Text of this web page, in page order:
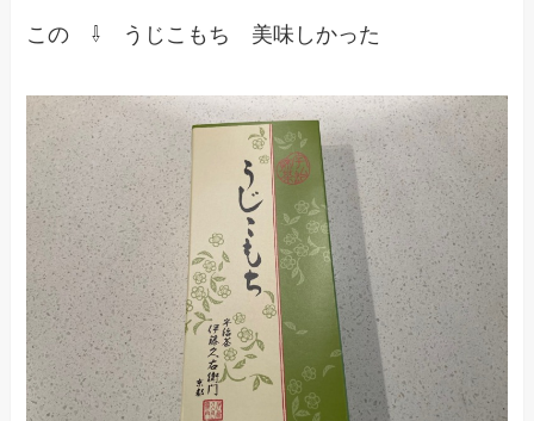
この ⇩ うじこもち 美味しかった